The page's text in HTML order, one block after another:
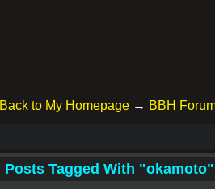
Back to My Homepage → BBH
Posts Tagged With "okamoto"